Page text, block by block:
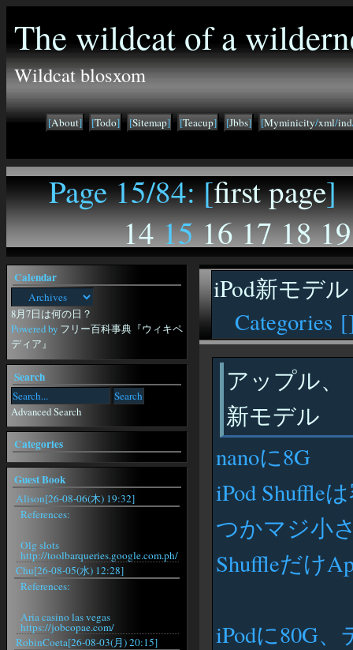
The wildcat of a
Wildcat blosxom
[About] [Todo] [Sitemap] [Teacup] [Jbbs] [Myminicity/xml/ind
Page 15/84: [first page]
141516171819
iPod新モデル
Categories [
アップル、
新モデル
nanoに8G
iPod Shuffle
つかマジ小
Shuffleだけ
iPodに80G
Calendar
8月7日は何の日？
Powered by フリー百科事典『ウィキペ
ディア』
Search
Advanced Search
Categories
Guest Book
Alison[26-08-06(木) 19:32]
References:
Olg slots
http://toolbarqueries.google.com.ph/
Chu[26-08-05(水) 12:28]
References:
Aria casino las vegas
https://jobcopae.com/
RobinCoeta[26-08-03(月) 20:15]